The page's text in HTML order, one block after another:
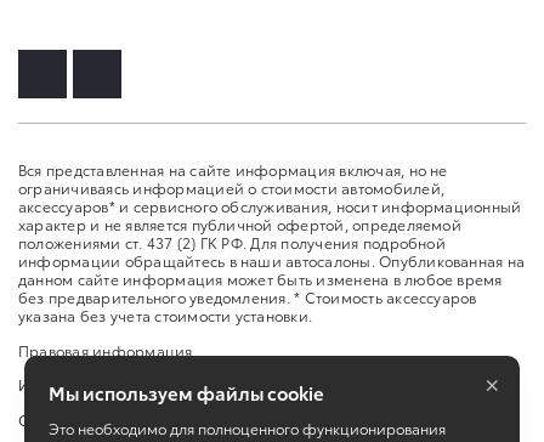
Вся представленная на сайте информация включая, но не
ограничиваясь информацией о стоимости автомобилей,
аксессуаров* и сервисного обслуживания, носит информационный
характер и не является публичной офертой, определяемой
положениями ст. 437 (2) ГК РФ. Для получения подробной
информации обращайтесь в наши автосалоны. Опубликованная на
данном сайте информация может быть изменена в любое время
без предварительного уведомления. * Стоимость аксессуаров
указана без учета стоимости установки.
Правовая информация
Изменить настройку cookies
Сбросить cookie
Мы используем файлы cookie
Это необходимо для полноценного функционирования
×